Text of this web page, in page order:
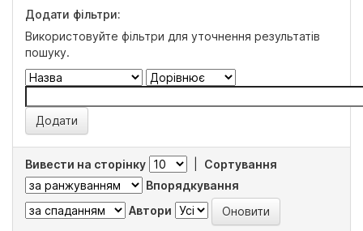
Додати фільтри:
Використовуйте фільтри для уточнення результатів
пошуку.
Вивести на сторінку
Сортування
Впорядкування
Автори